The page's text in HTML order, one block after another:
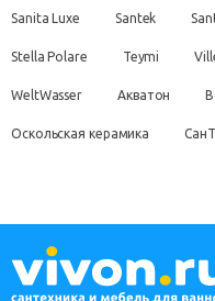
Sanita Luxe Santek
Stella Polare Teymi
WeltWasser Акватон
Оскольская керамика